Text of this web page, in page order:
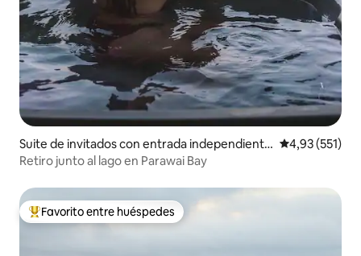
Suite de invitados con entrada independiente
en Rotorua
Calificación
4,93 (551)
Retiro junto al lago en Parawai Bay
Favorito entre los huéspedes más destacados
Favorito entre huéspedes